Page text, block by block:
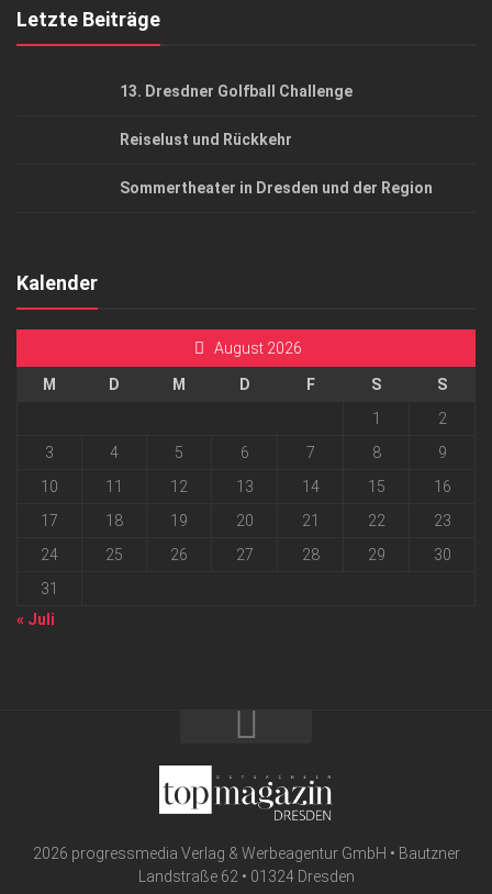
Letzte Beiträge
13. Dresdner Golfball Challenge
Reiselust und Rückkehr
Sommertheater in Dresden und der Region
Kalender
August 2026
M D M D F S
S
1
2
3
4 5 6 7 8
9
10
11 12 13 14 15
16
17
18 19 20 21 22
23
24
25 26 27 28 29
30
31
« Juli
2026 progressmedia Verlag & Werbeagentur GmbH • Bautzner
Landstraße 62 • 01324 Dresden